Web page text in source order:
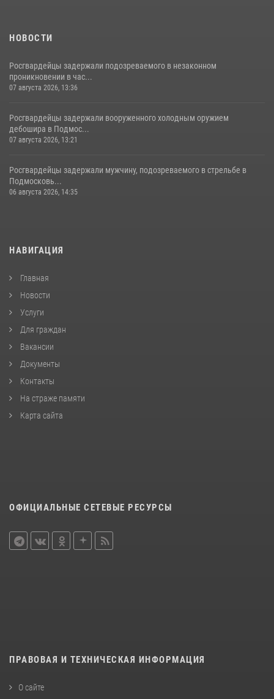
НОВОСТИ
Росгвардейцы задержали подозреваемого в незаконном
проникновении в час...
07 августа 2026, 13:36
Росгвардейцы задержали вооруженного холодным оружием
дебошира в Подмос...
07 августа 2026, 13:21
Росгвардейцы задержали мужчину, подозреваемого в стрельбе в
Подмосковь...
06 августа 2026, 14:35
НАВИГАЦИЯ
Главная
Новости
Услуги
Для граждан
Вакансии
Документы
Контакты
На страже памяти
Карта сайта
ОФИЦИАЛЬНЫЕ СЕТЕВЫЕ РЕСУРСЫ
ПРАВОВАЯ И ТЕХНИЧЕСКАЯ ИНФОРМАЦИЯ
О сайте